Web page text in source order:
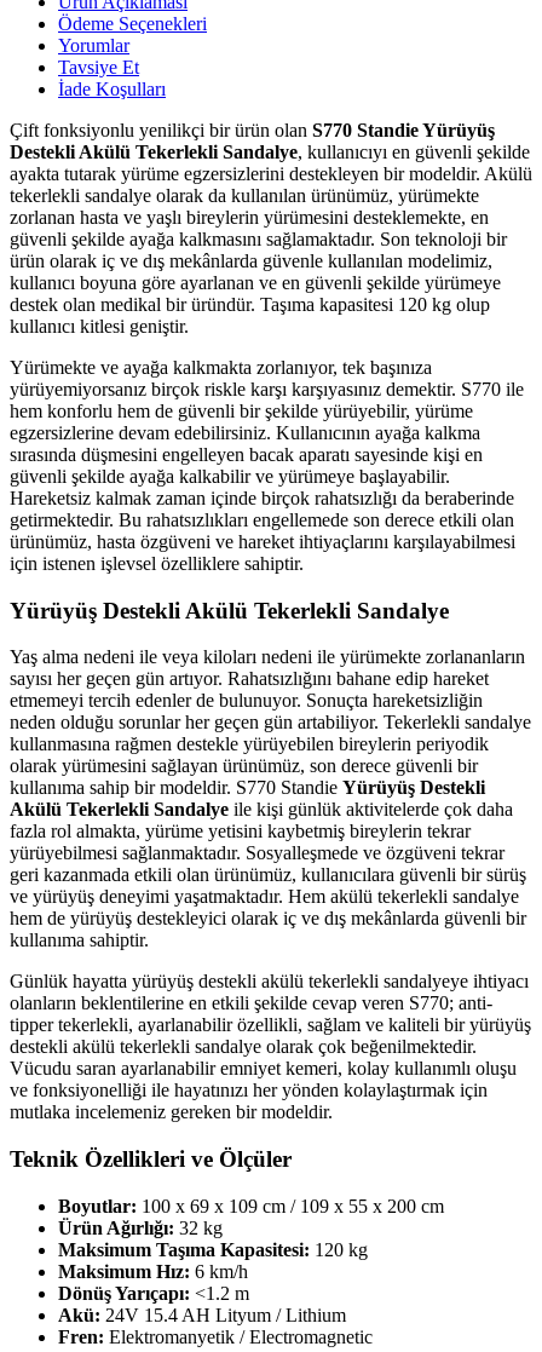
Ödeme Seçenekleri
Yorumlar
Tavsiye Et
İade Koşulları
Çift fonksiyonlu yenilikçi bir ürün olan S770 Standie Yürüyüş
Destekli Akülü Tekerlekli Sandalye, kullanıcıyı en güvenli şekilde
ayakta tutarak yürüme egzersizlerini destekleyen bir modeldir. Akülü
tekerlekli sandalye olarak da kullanılan ürünümüz, yürümekte
zorlanan hasta ve yaşlı bireylerin yürümesini desteklemekte, en
güvenli şekilde ayağa kalkmasını sağlamaktadır. Son teknoloji bir
ürün olarak iç ve dış mekânlarda güvenle kullanılan modelimiz,
kullanıcı boyuna göre ayarlanan ve en güvenli şekilde yürümeye
destek olan medikal bir üründür. Taşıma kapasitesi 120 kg olup
kullanıcı kitlesi geniştir.
Yürümekte ve ayağa kalkmakta zorlanıyor, tek başınıza
yürüyemiyorsanız birçok riskle karşı karşıyasınız demektir. S770 ile
hem konforlu hem de güvenli bir şekilde yürüyebilir, yürüme
egzersizlerine devam edebilirsiniz. Kullanıcının ayağa kalkma
sırasında düşmesini engelleyen bacak aparatı sayesinde kişi en
güvenli şekilde ayağa kalkabilir ve yürümeye başlayabilir.
Hareketsiz kalmak zaman içinde birçok rahatsızlığı da beraberinde
getirmektedir. Bu rahatsızlıkları engellemede son derece etkili olan
ürünümüz, hasta özgüveni ve hareket ihtiyaçlarını karşılayabilmesi
için istenen işlevsel özelliklere sahiptir.
Yürüyüş Destekli Akülü Tekerlekli Sandalye
Yaş alma nedeni ile veya kiloları nedeni ile yürümekte zorlananların
sayısı her geçen gün artıyor. Rahatsızlığını bahane edip hareket
etmemeyi tercih edenler de bulunuyor. Sonuçta hareketsizliğin
neden olduğu sorunlar her geçen gün artabiliyor. Tekerlekli sandalye
kullanmasına rağmen destekle yürüyebilen bireylerin periyodik
olarak yürümesini sağlayan ürünümüz, son derece güvenli bir
kullanıma sahip bir modeldir. S770 Standie Yürüyüş Destekli
Akülü Tekerlekli Sandalye ile kişi günlük aktivitelerde çok daha
fazla rol almakta, yürüme yetisini kaybetmiş bireylerin tekrar
yürüyebilmesi sağlanmaktadır. Sosyalleşmede ve özgüveni tekrar
geri kazanmada etkili olan ürünümüz, kullanıcılara güvenli bir sürüş
ve yürüyüş deneyimi yaşatmaktadır. Hem akülü tekerlekli sandalye
hem de yürüyüş destekleyici olarak iç ve dış mekânlarda güvenli bir
kullanıma sahiptir.
Günlük hayatta yürüyüş destekli akülü tekerlekli sandalyeye ihtiyacı
olanların beklentilerine en etkili şekilde cevap veren S770; anti-
tipper tekerlekli, ayarlanabilir özellikli, sağlam ve kaliteli bir yürüyüş
destekli akülü tekerlekli sandalye olarak çok beğenilmektedir.
Vücudu saran ayarlanabilir emniyet kemeri, kolay kullanımlı oluşu
ve fonksiyonelliği ile hayatınızı her yönden kolaylaştırmak için
mutlaka incelemeniz gereken bir modeldir.
Teknik Özellikleri ve Ölçüler
Boyutlar: 100 x 69 x 109 cm / 109 x 55 x 200 cm
Ürün Ağırlığı: 32 kg
Maksimum Taşıma Kapasitesi: 120 kg
Maksimum Hız: 6 km/h
Dönüş Yarıçapı: <1.2 m
Akü: 24V 15.4 AH Lityum / Lithium
Fren: Elektromanyetik / Electromagnetic